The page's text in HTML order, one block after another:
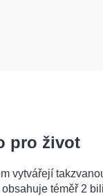
pro život
vytvářejí
obsahuje téměř 2